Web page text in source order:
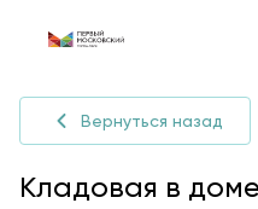
Вернуться назад
Кладовая в